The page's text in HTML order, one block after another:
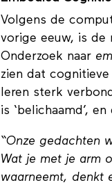
Volgens de
vorige eeuw, is de
Onderzoek naar
zien dat
leren sterk
is ‘belichaamd’,
“Onze gedachten
Wat je met je arm
waarneemt, denkt